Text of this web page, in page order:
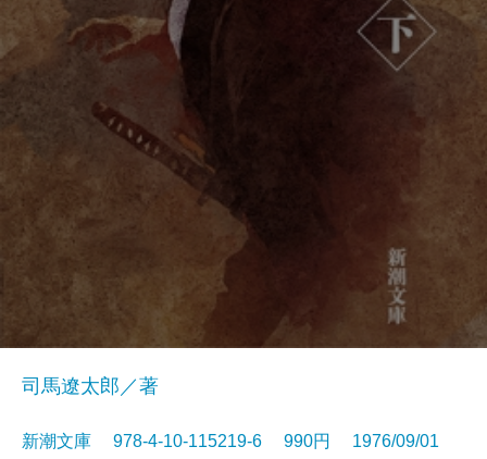
司馬遼太郎／著
新潮文庫 978-4-10-115219-6 990円 1976/09/01